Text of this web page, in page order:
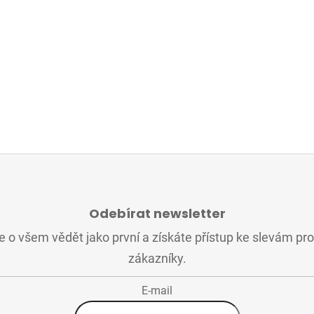
Odebírat newsletter
o všem vědět jako první a získáte přístup ke slevám
zákazníky.
E-mail